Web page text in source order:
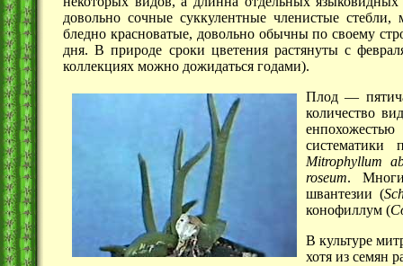
довольно сочные суккулентные членистые
бледно красноватые, довольно обычны по своему
дня. В природе сроки цветения растянуты с
коллекциях можно дожидаться годами).
Плод —
количество
Mitrophyllum
roseum.
швантезии (
конофиллум (
В культуре
хотя из семян